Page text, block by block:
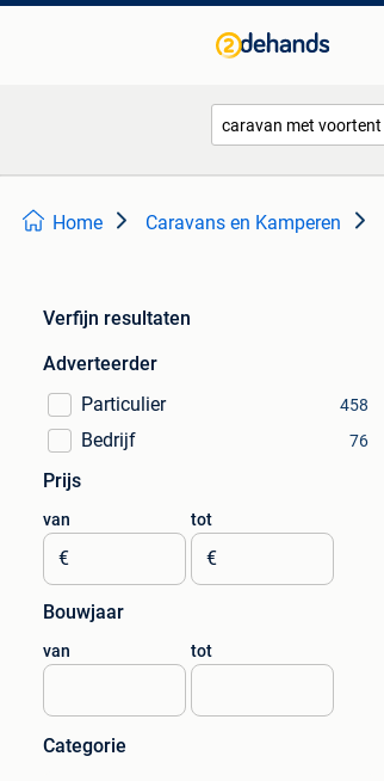
Home Caravans en Kamperen
Verfijn resultaten
Adverteerder
Particulier
458
Bedrijf 76
Prijs
van
€
tot
€
Bouwjaar
van tot
Categorie